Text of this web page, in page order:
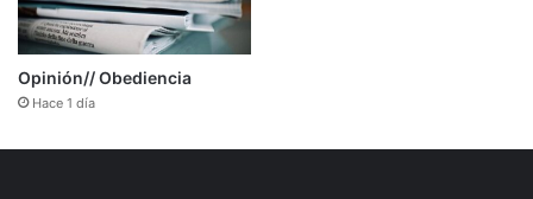
Opinión// Obediencia
Hace 1 día